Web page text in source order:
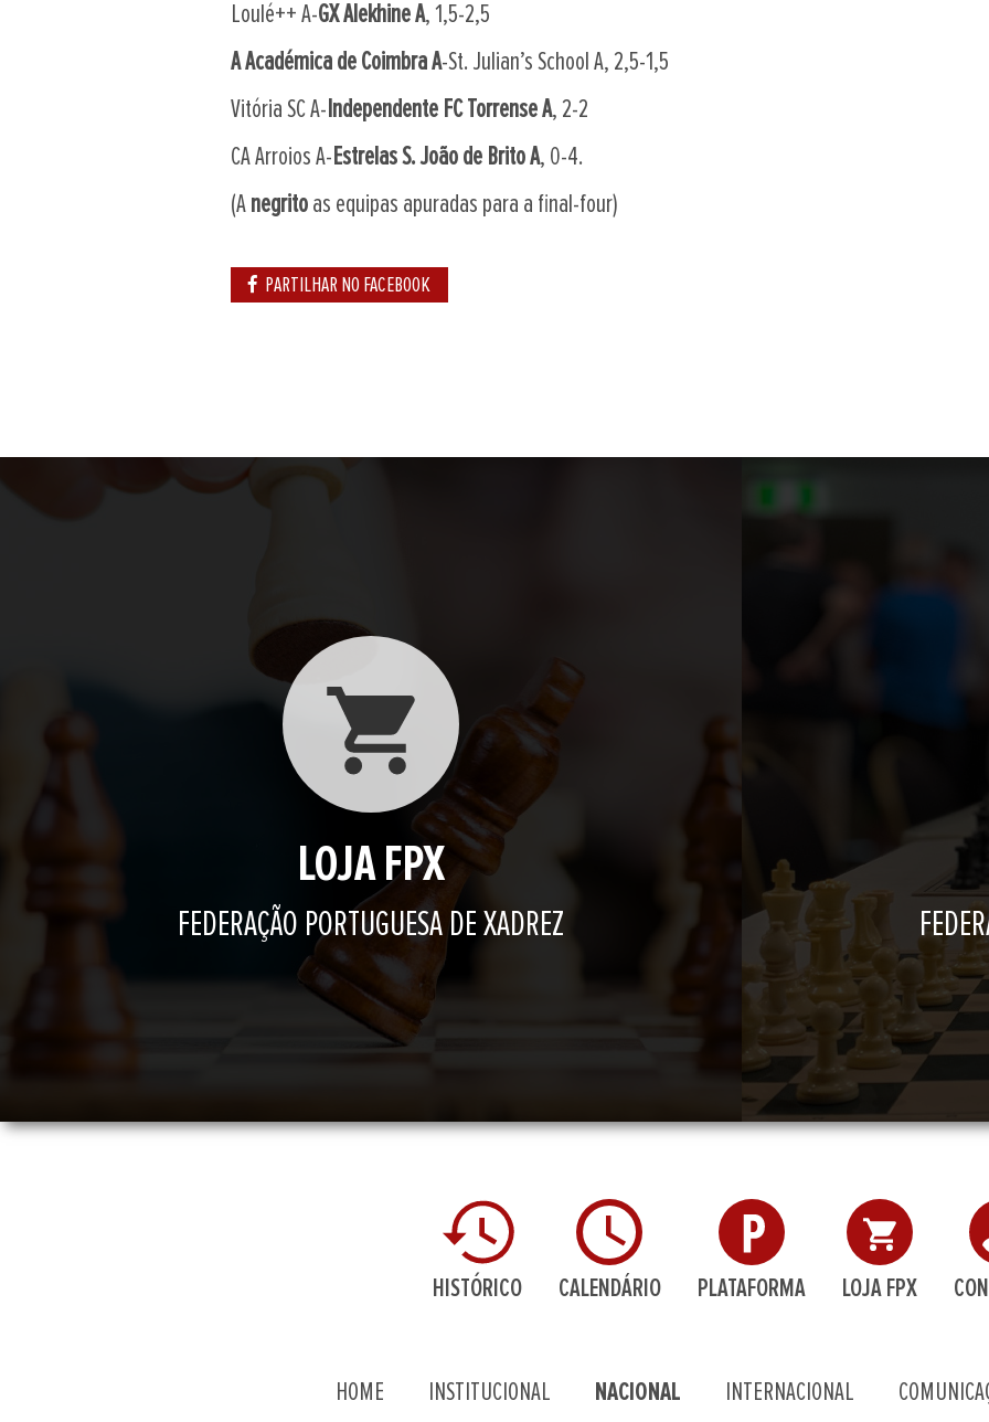
Loulé++ A-GX Alekhine A, 1,5-2,5
A Académica de Coimbra A-St. Julian’s School A, 2,5-1,5
Vitória SC A- Independente FC Torrense A, 2-2
CA Arroios A- Estrelas S. João de Brito A, 0-4.
(A negrito as equipas apuradas para a final-four)
PARTILHAR NO FACEBOOK
LOJA FPX
FEDERAÇÃO PORTUGUESA DE XADREZ
HISTÓRICO CALENDÁRIO PLATAFORMA LOJA FPX
HOME INSTITUCIONAL NACIONAL INTERNACIONAL